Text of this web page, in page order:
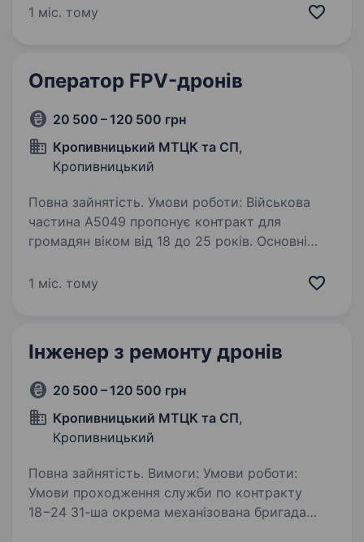
до 24 років; Термін служби: чітко
1 міс. тому
Оператор FPV-дронів
20 500 – 120 500 грн
Кропивницький МТЦК та СП,
Кропивницький
Повна зайнятість. Умови роботи: Військова
частина А5049 пропонує контракт для
громадян віком від 18 до 25 років. Основні
до 24 років; Термін служби: чітко
1 міс. тому
Інженер з ремонту дронів
20 500 – 120 500 грн
Кропивницький МТЦК та СП,
Кропивницький
Повна зайнятість. Вимоги: Умови роботи:
Умови проходження служби по контракту
18−24 31-ша окрема механізована бригада